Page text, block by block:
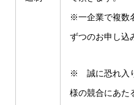
※一企業で複数
ずつのお申し込
※ 誠に恐れ入
様の競合にあた